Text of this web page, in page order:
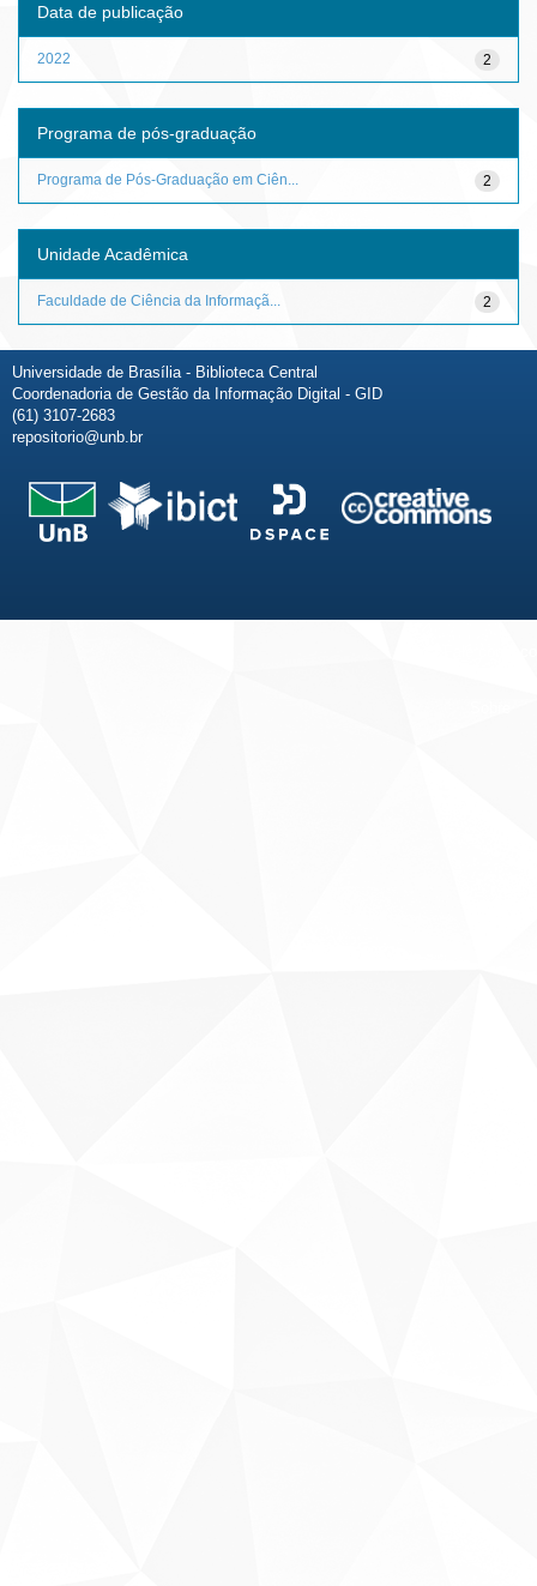
Data de publicação
2
2022
Programa de pós-graduação
2
Programa de Pós-Graduação em Ciên...
Unidade Acadêmica
2
Faculdade de Ciência da Informaçã...
Universidade de Brasília - Biblioteca Central
Coordenadoria de Gestão da Informação Digital - GID
(61) 3107-2683
repositorio@unb.br